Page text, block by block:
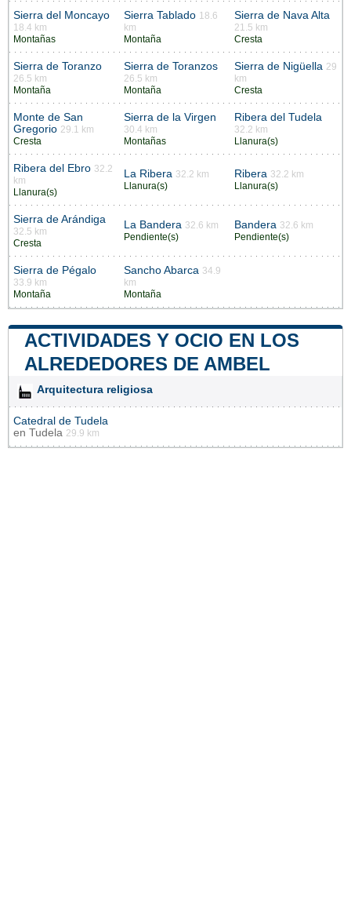
Sierra del Moncayo
18.4 km
Montañas
Sierra Tablado 18.6
km
Montaña
Sierra de Nava Alta
21.5 km
Cresta
Sierra de Toranzo
26.5 km
Montaña
Sierra de Toranzos
26.5 km
Montaña
Sierra de Nigüella 29
km
Cresta
Monte de San
Gregorio 29.1 km
Cresta
Sierra de la Virgen
30.4 km
Montañas
Ribera del Tudela
32.2 km
Llanura(s)
Ribera del Ebro 32.2
km
Llanura(s)
La Ribera 32.2 km
Llanura(s)
Ribera 32.2 km
Llanura(s)
Sierra de Arándiga
32.5 km
Cresta
La Bandera 32.6 km
Pendiente(s)
Bandera 32.6 km
Pendiente(s)
Sierra de Pégalo
33.9 km
Montaña
Sancho Abarca 34.9
km
Montaña
ACTIVIDADES Y OCIO EN LOS
ALREDEDORES DE AMBEL
Arquitectura religiosa
Catedral de Tudela
en Tudela 29.9 km